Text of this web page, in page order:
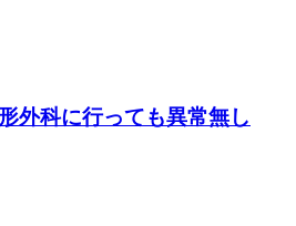
外科に行っても異常無し